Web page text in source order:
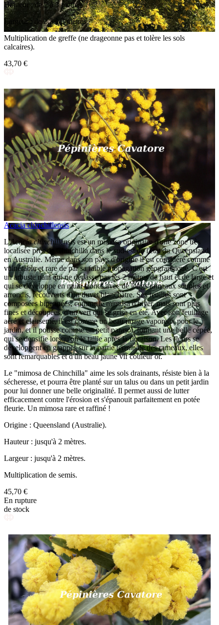
Hauteur : de 2 à 3 mètres.
Largeur : de 2,5 à 3 mètres.
Multiplication de greffe (ne drageonne pas et tolère les sols
calcaires).
43,70 €
Acacia chinchillensis
L'Acacia chinchillensisest un mimosa originaire d'une zone très
localisée près de Chinchilla dans le sud-est de l'état du Queensland
en Australie. Même dans son pays d'origine il est considéré comme
vulnérable et rare de par sa faible propagation géographique. C'est
un arbuste nain qui ne dépasse pas les 2 mètres de haut et de large et
qui se développe en multi-troncs avec de longs rameaux souples et
arrondis, recouverts d'un duvet blanchâtre. Ses feuilles sont
composées bipennées, comme le mimosa d'hiver, mais sont plus
fines et découpées, d'un vert qui se grise en été. Avec son feuillage
aéré et clairsemé, il est comme un beau nuage vaporeux pour le
jardin, et il pousse comme un petit parasol, formant une belle cépée,
qui se densifie lorsqu'on le taille après la floraison. Les fleurs se
développent en grappes sur la partie terminale des rameaux, elles
sont remarquables et d'un beau jaune vif couleur or.
Le "mimosa de Chinchilla" aime les sols drainants, résiste bien à la
sécheresse, et pourra être planté sur un talus ou dans un petit jardin
pour lui donner une belle originalité. Il permet aussi de lutter
efficacement contre l'érosion et s'épanouit parfaitement en potée
fleurie. Un mimosa rare et raffiné !
Origine : Queensland (Australie).
Hauteur : jusqu'à 2 mètres.
Largeur : jusqu'à 2 mètres.
Multiplication de semis.
45,70 €
En rupture
de stock